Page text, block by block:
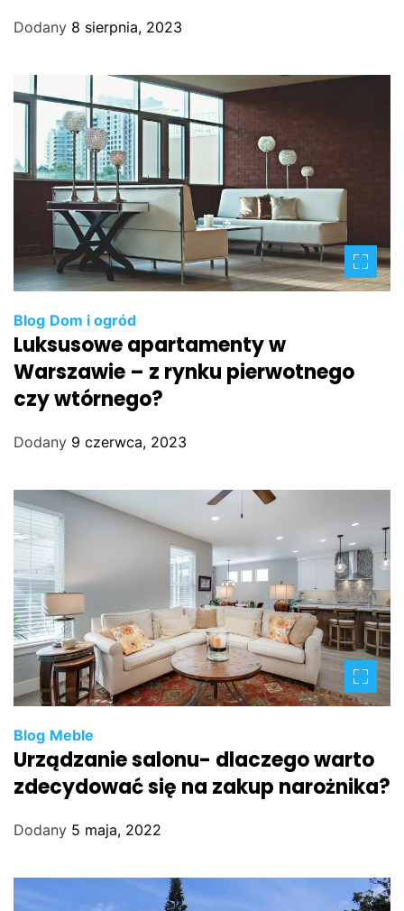
Dodany 8 sierpnia, 2023
Blog Dom i ogród
Luksusowe apartamenty w
Warszawie – z rynku pierwotnego
czy wtórnego?
Dodany 9 czerwca, 2023
Blog Meble
Urządzanie salonu- dlaczego warto
zdecydować się na zakup narożnika?
Dodany 5 maja, 2022